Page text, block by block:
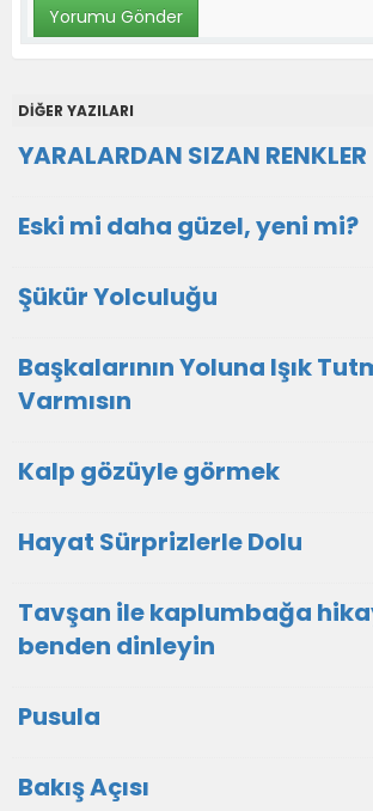
DİĞER YAZILARI
YARALARDAN SIZAN RENKLER
Eski mi daha güzel, yeni mi?
Şükür Yolculuğu
Başkalarının Yoluna Işık
Varmısın
Kalp gözüyle görmek
Hayat Sürprizlerle Dolu
Tavşan ile kaplumbağa
benden dinleyin
Pusula
Bakış Açısı